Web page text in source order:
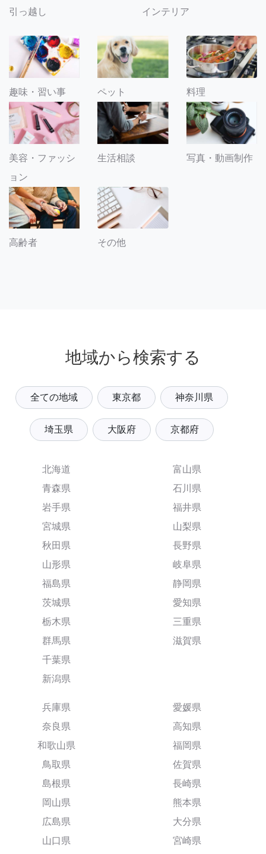
引っ越し インテリア
趣味・習い事 ペット 料理
美容・ファッシ
ョン
生活相談 写真・動画制作
高齢者 その他
地域から検索する
全ての地域 東京都 神奈川県
埼玉県 大阪府 京都府
北海道
青森県
岩手県
宮城県
秋田県
山形県
福島県
茨城県
栃木県
群馬県
千葉県
新潟県
富山県
石川県
福井県
山梨県
長野県
岐阜県
静岡県
愛知県
三重県
滋賀県
兵庫県
奈良県
和歌山県
鳥取県
島根県
岡山県
広島県
山口県
愛媛県
高知県
福岡県
佐賀県
長崎県
熊本県
大分県
宮崎県